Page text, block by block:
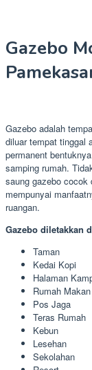
Gazebo
Gazebo adalah
diluar tempat tinggal
permanent
samping rumah.
saung gazebo
mempunyai
ruangan.
Gazebo diletakkan
Taman
Kedai Kopi
Halaman
Rumah Makan
Pos Jaga
Teras Rumah
Kebun
Lesehan
Sekolahan